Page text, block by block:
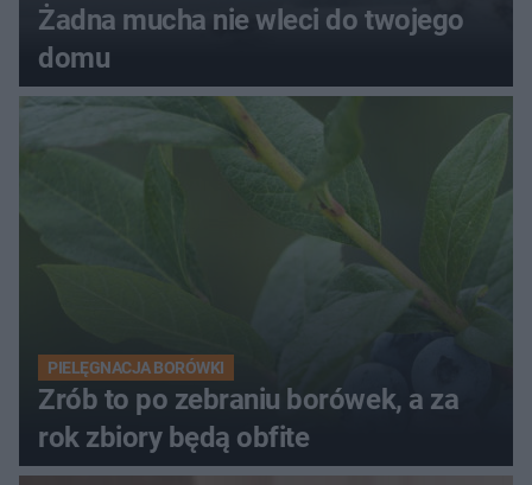
Żadna mucha nie wleci do twojego
domu
PIELĘGNACJA BORÓWKI
Zrób to po zebraniu borówek, a za
rok zbiory będą obfite